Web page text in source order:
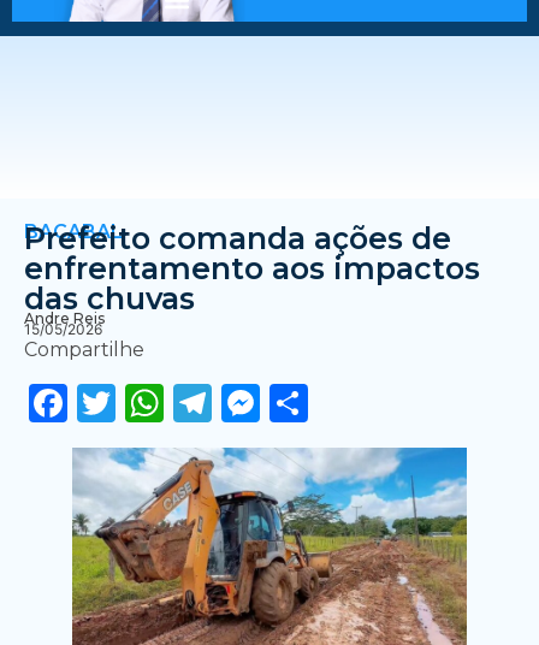
BACABAL
Prefeito comanda ações de
enfrentamento aos impactos
das chuvas
Andre Reis
15/05/2026
Compartilhe
Facebook
Twitter
WhatsApp
Telegram
Messenger